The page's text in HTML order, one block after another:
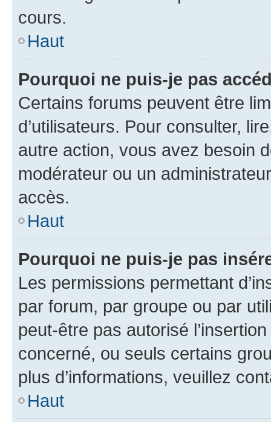
cours.
Haut
Pourquoi ne puis-je pas
Certains forums peuvent être
d’utilisateurs. Pour consulter,
autre action, vous avez besoin
modérateur ou un
accès.
Haut
Pourquoi ne puis-je pas
Les permissions permettant
par forum, par groupe ou par
peut-être pas autorisé
concerné, ou seuls certains
plus d’informations, veuillez
Haut